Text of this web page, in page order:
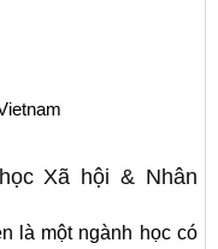
Xã hội & Nhân
là một ngành học có